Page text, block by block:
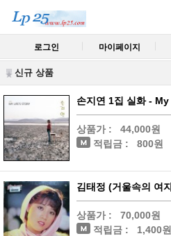
로그인 마이페이지
신규 상품
손지연 1집 실화 -
상품가 :
44,000원
적립금 :
800원
김태정 (거울속의 여
상품가 :
70,000원
적립금 :
1,400원